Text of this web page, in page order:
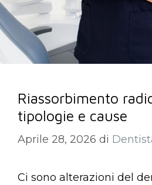
Riassorbimento
tipologie e cause
Aprile 28, 2026 di
Ci sono alterazioni del